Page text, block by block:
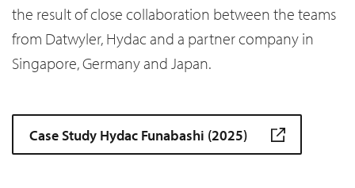
the result of close collaboration between the teams
from Datwyler, Hydac and a partner company in
Singapore, Germany and Japan.
Case Study Hydac Funabashi (2025)